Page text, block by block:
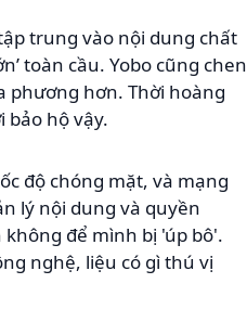
trung vào nội dung chất
toàn cầu. Yobo cũng chen
phương hơn. Thời hoàng
bảo hộ vậy.
độ chóng mặt, và mạng
lý nội dung và quyền
để mình bị 'úp bô'.
nghệ, liệu có gì thú vị